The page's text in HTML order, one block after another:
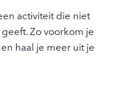
activiteit die niet
Zo voorkom je
haal je meer uit je